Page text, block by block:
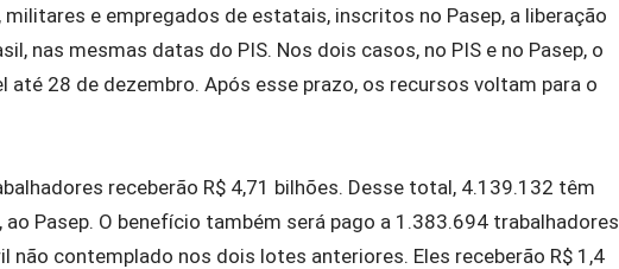
militares e empregados de estatais, inscritos no Pasep, a liberação
nas mesmas datas do PIS. Nos dois casos, no PIS e no Pasep, o
até 28 de dezembro. Após esse prazo, os recursos voltam para o
receberão R$ 4,71 bilhões. Desse total, 4.139.132 têm
ao Pasep. O benefício também será pago a 1.383.694 trabalhadores
não contemplado nos dois lotes anteriores. Eles receberão R$ 1,4